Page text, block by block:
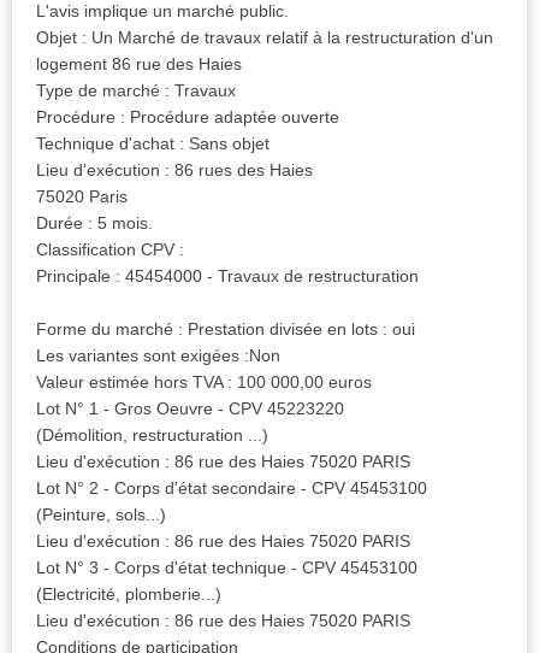
L'avis implique un marché public.
Objet : Un Marché de travaux relatif à la restructuration d'un
logement 86 rue des Haies
Type de marché : Travaux
Procédure : Procédure adaptée ouverte
Technique d'achat : Sans objet
Lieu d'exécution : 86 rues des Haies
75020 Paris
Durée : 5 mois.
Classification CPV :
Principale : 45454000 - Travaux de restructuration
Forme du marché : Prestation divisée en lots : oui
Les variantes sont exigées :Non
Valeur estimée hors TVA : 100 000,00 euros
Lot N° 1 - Gros Oeuvre - CPV 45223220
(Démolition, restructuration ...)
Lieu d'exécution : 86 rue des Haies 75020 PARIS
Lot N° 2 - Corps d'état secondaire - CPV 45453100
(Peinture, sols...)
Lieu d'exécution : 86 rue des Haies 75020 PARIS
Lot N° 3 - Corps d'état technique - CPV 45453100
(Electricité, plomberie...)
Lieu d'exécution : 86 rue des Haies 75020 PARIS
Conditions de participation